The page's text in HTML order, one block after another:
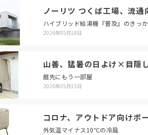
ノーリツ つくば工場、流
ハイブリッド給湯機『普及』のきっ
2026年05月18日
山善、猛暑の日よけ×目隠
庭先にもう一部屋
2026年05月15日
コロナ、アウトドア向けポ
外気温マイナス10℃の冷風